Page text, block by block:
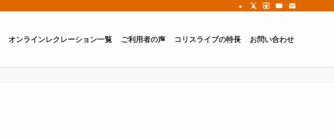
オンラインレクレーション一覧 ご利用者の声 コリスライブの特長 お問い合わせ